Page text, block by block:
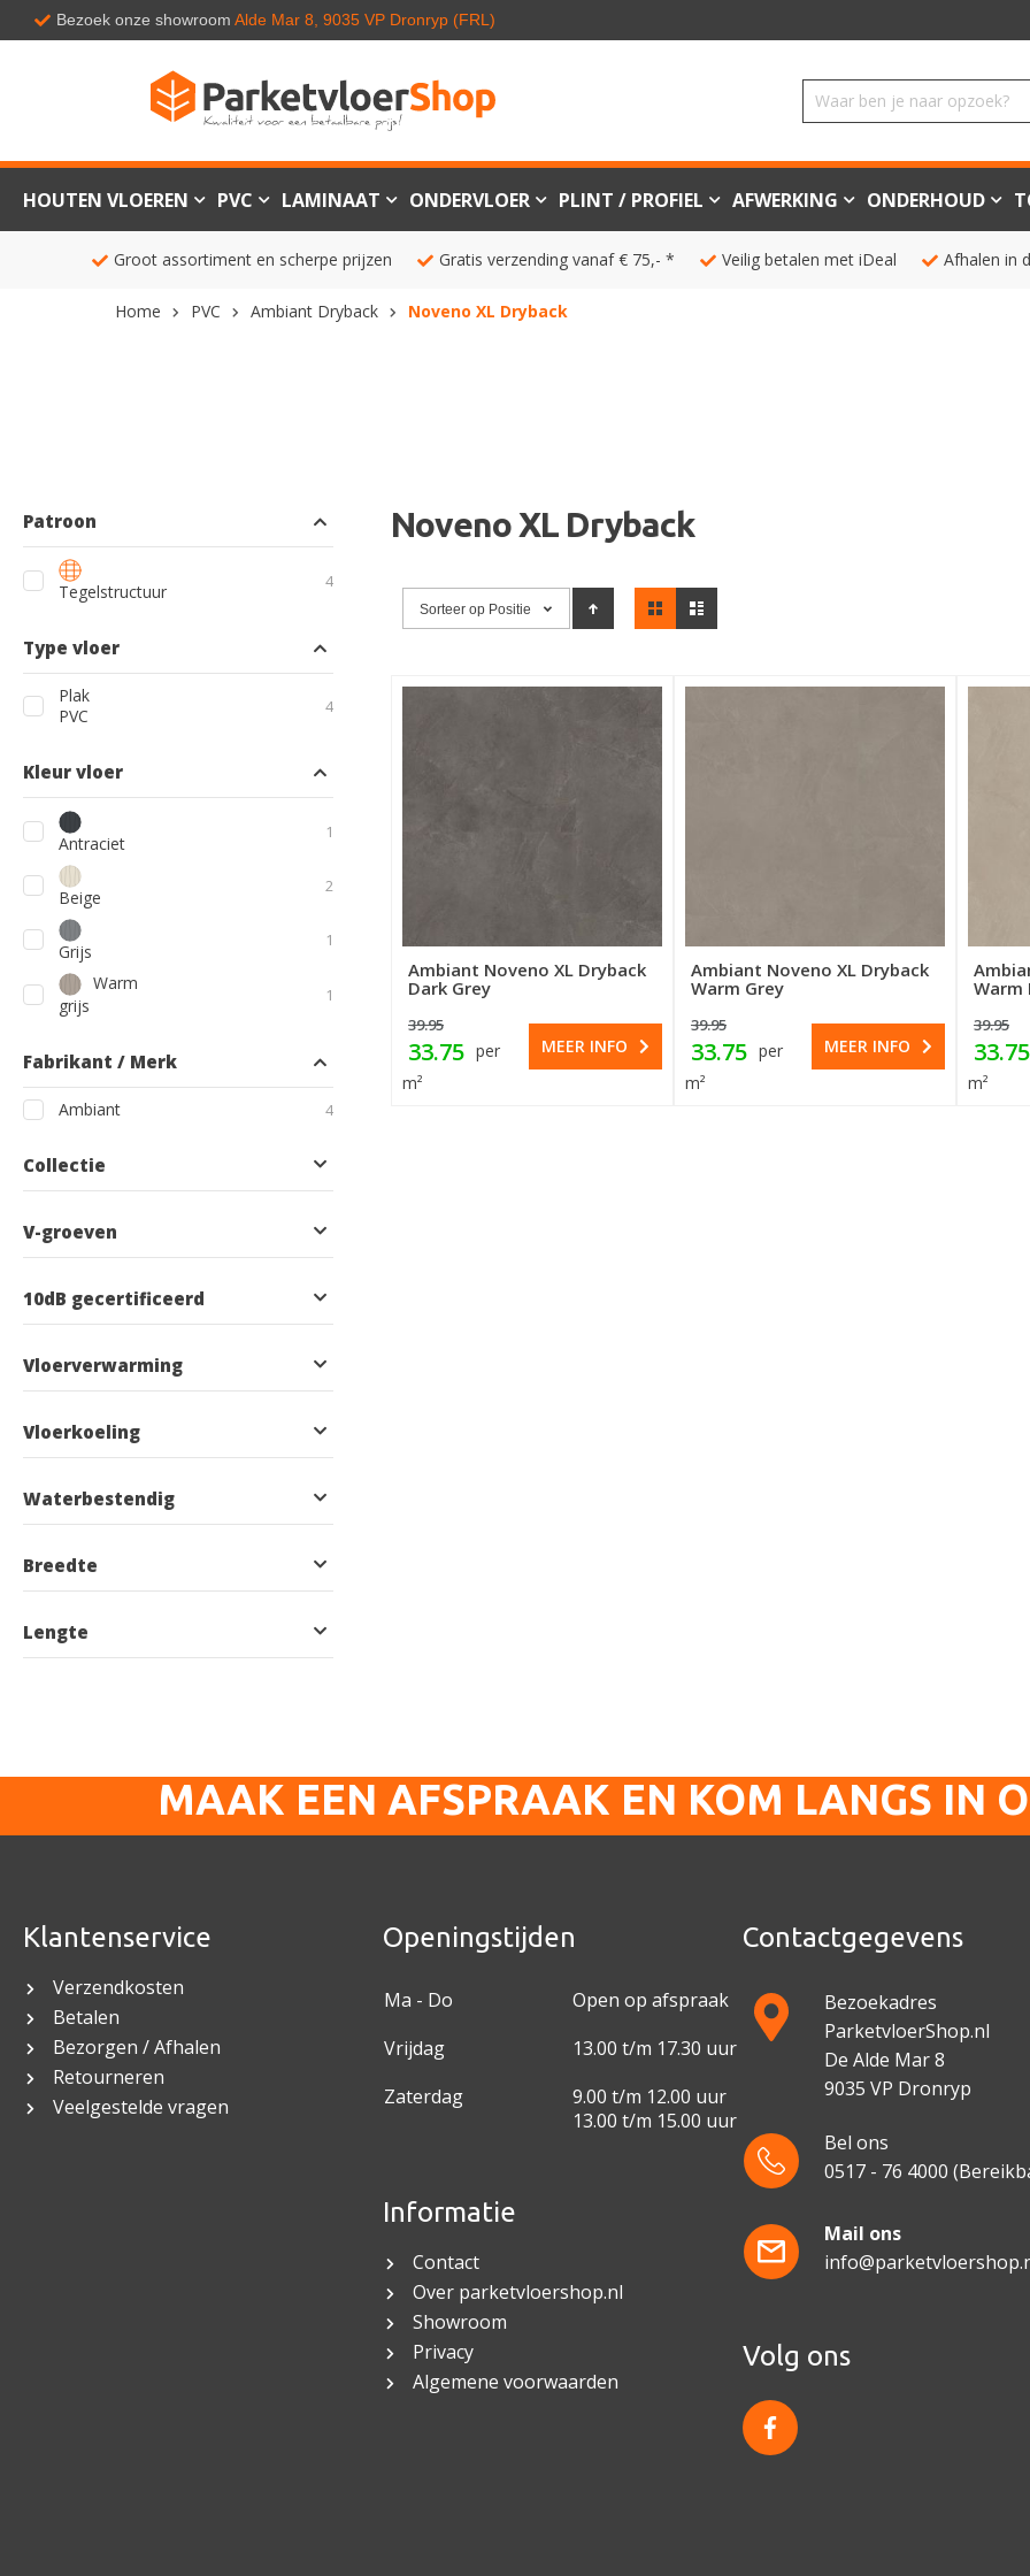
Bezoek onze showroom Alde Mar 8, 9035 VP Dronryp (FRL)
HOUTEN VLOEREN PVC LAMINAAT ONDERVLOER PLINT / PROFIEL AFWERKING ONDERHOUD
Groot assortiment en scherpe prijzen Gratis verzending vanaf € 75,- * Veilig betalen met iDeal Afhalen in
Home PVC Ambiant Dryback Noveno XL Dryback
Noveno XL Dryback
Sorteer op Positie
als
Ambiant Noveno XL Dryback
Dark Grey
39.95
33.75 per
m²
MEER INFO
Ambiant Noveno XL Dryback
Warm Grey
39.95
33.75 per
m²
MEER INFO
Warm
39.95
33.75
m²
Patroon
Tegelstructuur
4producten
Type vloer
Plak
PVC
4producten
Kleur vloer
Antraciet
1
Beige
2
Grijs
1
Warm
grijs
1
Fabrikant / Merk
Ambiant 4producten
Collectie
V-groeven
10dB gecertificeerd
Vloerverwarming
Vloerkoeling
Waterbestendig
Breedte
Lengte
MAAK EEN AFSPRAAK EN KOM LANGS IN
Klantenservice
Verzendkosten
Betalen
Bezorgen / Afhalen
Retourneren
Veelgestelde vragen
Openingstijden
Ma - Do
Open op afspraak
Vrijdag
13.00 t/m 17.30 uur
Zaterdag
9.00 t/m 12.00 uur
13.00 t/m 15.00 uur
Informatie
Contact
Over parketvloershop.nl
Showroom
Privacy
Algemene voorwaarden
Contactgegevens
Bezoekadres
ParketvloerShop.nl
De Alde Mar 8
9035 VP Dronryp
Bel ons
0517 - 76 4000
Mail ons
Volg ons
f
a
c